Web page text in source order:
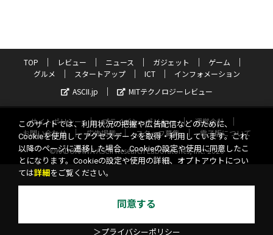
TOP レビュー ニュース ガジェット
ゲーム
グルメ
スタートアップ ICT
インフォメーション
ASCII.jp
MITテクノロジーレビュー
サイトポリシー プライバシーポリシー
運営会社
お問い合わせ
広告掲載 スタッフ募集
電子版について
©KADOKAWA ASCII Research Laboratories, Inc. 2026
このサイトでは、利用状況の把握や広告配信などのために、
Cookieを使用してアクセスデータを取得・利用しています。これ
以降のページに遷移した場合、Cookieの設定や使用に同意したこ
とになります。Cookieの設定や使用の詳細、オプトアウトについ
ては詳細 をご覧ください。
同意する
＞プライバシーポリシー